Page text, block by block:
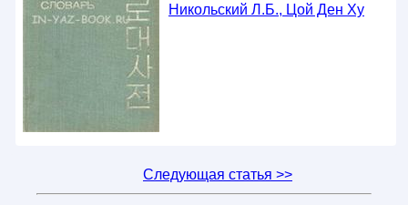
Никольский Л.Б., Цой Ден Ху
Следующая статья >>